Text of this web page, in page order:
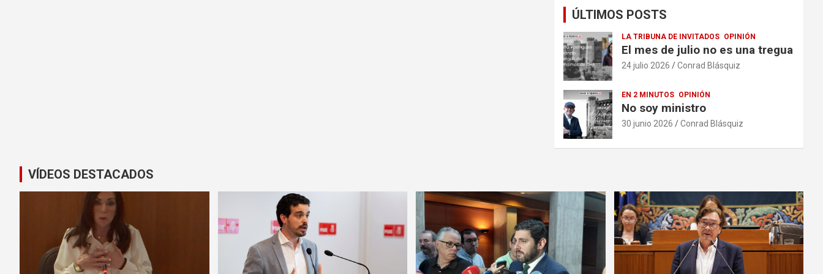
ÚLTIMOS POSTS
LA TRIBUNA DE INVITADOS OPINIÓN
El mes de julio no es una tregua
24 julio 2026 Conrad Blásquiz
EN 2 MINUTOS OPINIÓN
No soy ministro
30 junio 2026 Conrad Blásquiz
VÍDEOS DESTACADOS